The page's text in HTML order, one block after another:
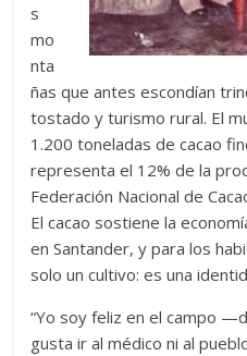
s
mo
nta
ñas que antes escondían
tostado y turismo rural. El
1.200 toneladas de cacao
representa el 12% de la
Federación Nacional de
El cacao sostiene la
en Santander, y para los
solo un cultivo: es una
“Yo soy feliz en el campo
gusta ir al médico ni al